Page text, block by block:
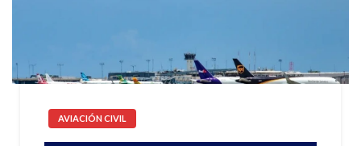
AVIACIÓN CIVIL